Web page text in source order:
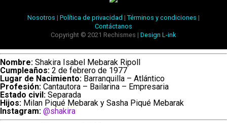
Nosotros | Política de privacidad | Términos y condiciones |
Contáctanos
Copyright © 2021 Rechismes |Design L-ink
Nombre: Shakira Isabel Mebarak Ripoll
Cumpleaños: 2 de febrero de 1977
Lugar de Nacimiento: Barranquilla – Atlántico
Profesión: Cantautora – Bailarina – Empresaria
Estado civil: Separada
Hijos: Milan Piqué Mebarak y Sasha Piqué Mebarak
Instagram: @shakira